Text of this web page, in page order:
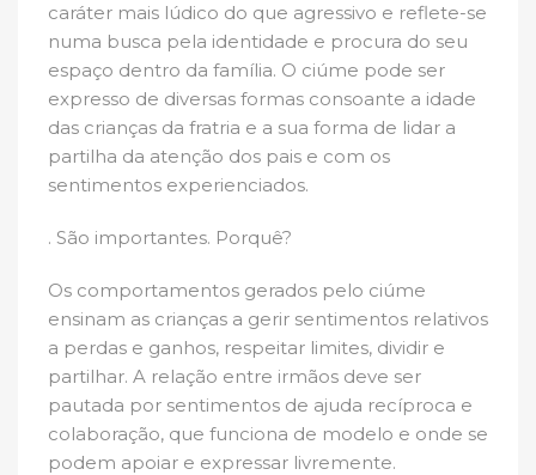
caráter mais lúdico do que agressivo e reflete-se
numa busca pela identidade e procura do seu
espaço dentro da família. O ciúme pode ser
expresso de diversas formas consoante a idade
das crianças da fratria e a sua forma de lidar a
partilha da atenção dos pais e com os
sentimentos experienciados.
. São importantes. Porquê?
Os comportamentos gerados pelo ciúme
ensinam as crianças a gerir sentimentos relativos
a perdas e ganhos, respeitar limites, dividir e
partilhar. A relação entre irmãos deve ser
pautada por sentimentos de ajuda recíproca e
colaboração, que funciona de modelo e onde se
podem apoiar e expressar livremente.